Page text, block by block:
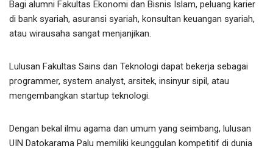
Bagi alumni Fakultas Ekonomi dan Bisnis Islam, peluang karier
di bank syariah, asuransi syariah, konsultan keuangan syariah,
atau wirausaha sangat menjanjikan.
Lulusan Fakultas Sains dan Teknologi dapat bekerja sebagai
programmer, system analyst, arsitek, insinyur sipil, atau
mengembangkan startup teknologi.
Dengan bekal ilmu agama dan umum yang seimbang, lulusan
UIN Datokarama Palu memiliki keunggulan kompetitif di dunia